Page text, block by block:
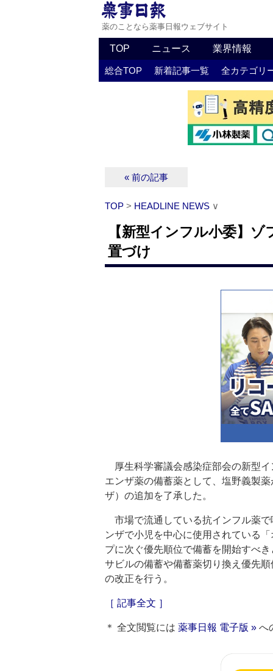
薬のことなら薬事日報ウェブサイト
TOP ニュース 業界情報
総合TOP 新着記事一覧 全カテゴリ
« 前の記事
TOP > HEADLINE NEWS ∨
【新型インフル小委】
置づけ
厚生科学審議会感染症部会の新型
エンザ薬の備蓄薬として、塩野義製
ザ）の追加を了承した。
市場で流通している抗インフル薬
ンザで小児を中心に使用されている
プに次ぐ優先順位で備蓄を開始すべ
サビルの備蓄や備蓄薬切り換え優先
の改正を行う。
［ 記事全文 ］
＊ 全文閲覧には 薬事日報 電子版 » へ